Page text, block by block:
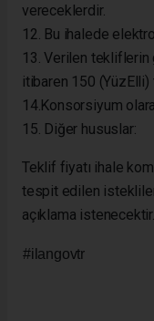
vereceklerdir.
12. Bu ihalede
13. Verilen
itibaren 150 (YüzElli)
14.Konsorsiyum
15. Diğer hususlar:
Teklif fiyatı ihale
tespit edilen
açıklama istenecektir.
#ilangovtr